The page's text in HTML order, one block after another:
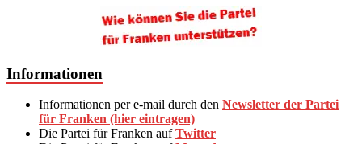
Informationen
Informationen per e-mail durch den Newsletter der Partei
für Franken (hier eintragen)
Die Partei für Franken aufTwitter